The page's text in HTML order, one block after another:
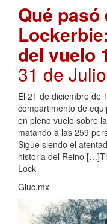
Qué pasó
del vuelo
31 de
El 21 de diciembre de
compartimento de
en pleno vuelo sobre
matando a las 259
Sigue siendo el
historia del Reino
Lock
Gluc.mx